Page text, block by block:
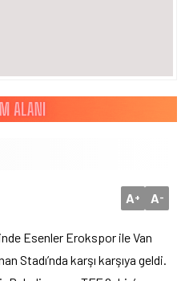
A+ A-
Esenler Erokspor ile Van
Stadı’nda karşı karşıya geldi.